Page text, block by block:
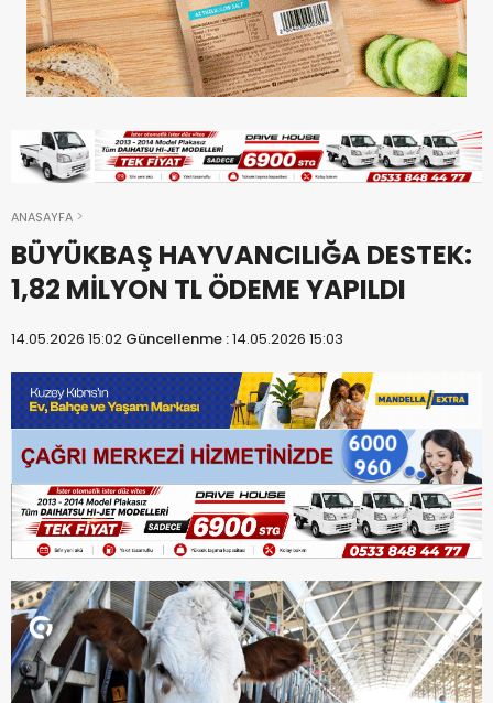
ANASAYFA
BÜYÜKBAŞ HAYVANCILIĞA DESTEK:
1,82 MİLYON TL ÖDEME YAPILDI
14.05.2026 15:02 Güncellenme :14.05.2026 15:03